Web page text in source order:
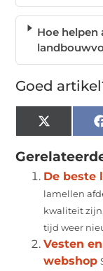
Hoe helpen
Goed
X
(Twitter)
De beste
lamellen
kwaliteit
tijd weer
Vesten
webshop